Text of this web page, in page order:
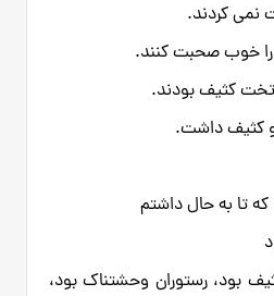
کردند.
را خوب صحبت کنند.
کثیف بودند.
کثیف داشت.
تا به حال داشتم
بود، رستوران وحشتناک بود،